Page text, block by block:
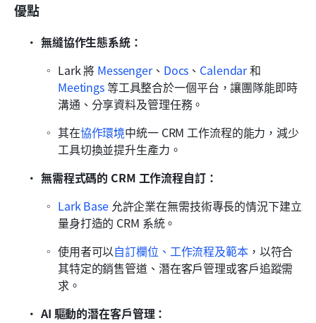
優點
無縫協作生態系統：
Lark 將 Messenger、 Docs 、 Calendar
Meetings 等工具整合於一個平台，讓團隊能即時
溝通、分享資料及管理任務。
其在協作環境中統一 CRM 工作流程的能力，減少
工具切換並提升生產力。
無需程式碼的 CRM 工作流程自訂：
Lark Base 允許企業在無需技術專長的情況下建立
量身打造的 CRM 系統。
使用者可以自訂欄位、工作流程及範本，以符合
其特定的銷售管道、潛在客戶管理或客戶追蹤需
求。
AI 驅動的潛在客戶管理：